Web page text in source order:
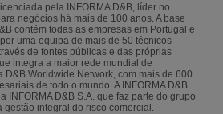
pela INFORMA D&B, líder no
negócios há mais de 100 anos. A base
contém todas as empresas em Portugal e
uma equipa de mais de 50 técnicos
de fontes públicas e das próprias
integra a maior rede mundial de
D&B Worldwide Network, com mais de 600
de todo o mundo. A INFORMA D&B
INFORMA D&B S.A. que faz parte do grupo
gestão integral do risco comercial.